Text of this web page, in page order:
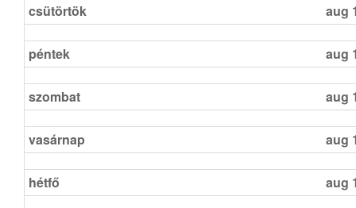
csütörtök aug
péntek aug
szombat aug
vasárnap aug
hétfő aug